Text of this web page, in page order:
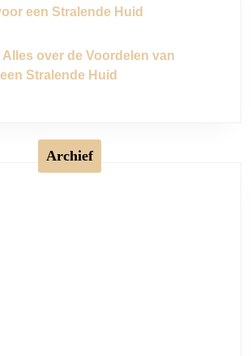
een Stralende Huid
Alles over de Voordelen van
Stralende Huid
Archief